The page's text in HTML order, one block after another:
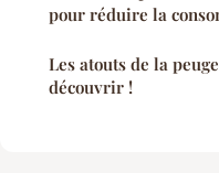
pour réduire la
Les atouts de la
découvrir !